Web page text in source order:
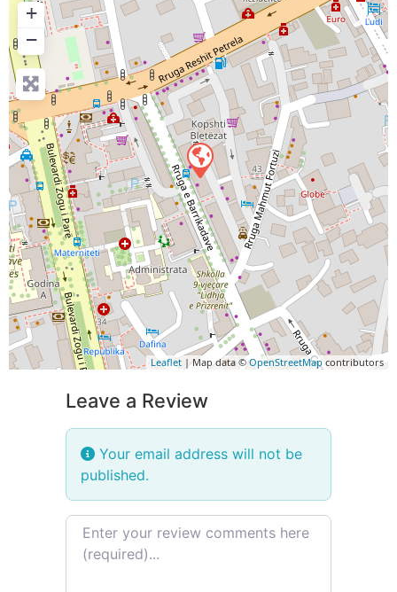
+
−
Leaflet | Map data ©OpenStreetMap contributors
Leave a Review
Your email address will not be
published.
Review text